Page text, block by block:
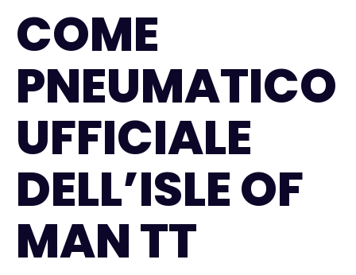
COME
PNEUMATICO
UFFICIALE
DELL’ISLE OF
MAN TT